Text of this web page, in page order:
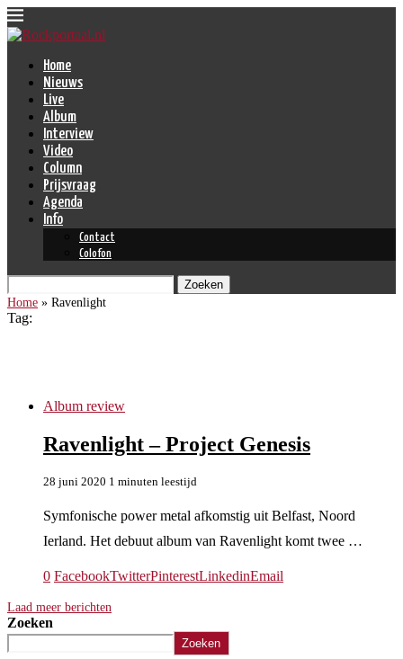
Home
Nieuws
Live
Album
Interview
Video
Column
Prijsvraag
Agenda
Info
Contact
Colofon
Zoeken
Home » Ravenlight
Tag:
Album review
Ravenlight – Project Genesis
28 juni 2020 1 minuten leestijd
Symfonische power metal afkomstig uit Belfast, Noord
Ierland. Het debuut album van Ravenlight komt twee …
0 FacebookTwitterPinterestLinkedinEmail
Laad meer berichten
Zoeken
Zoeken